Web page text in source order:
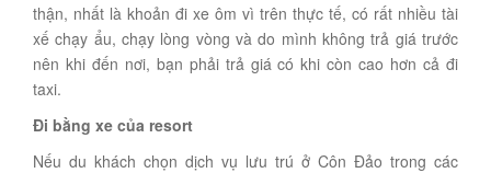
thận, nhất là khoản đi xe ôm vì trên thực tế, có rất nhiều tài
xế chạy ẩu, chạy lòng vòng và do mình không trả giá trước
nên khi đến nơi, bạn phải trả giá có khi còn cao hơn cả đi
taxi.
Đi bằng xe của resort
Nếu du khách chọn dịch vụ lưu trú ở Côn Đảo trong các